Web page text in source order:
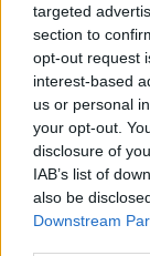
targeted
section to
opt-out request
interest-based
us or personal
your opt-out.
disclosure of
IAB’s list of
also be
Downstream
Efter en
värma på
glassen
ljummen
chokladen
Prep